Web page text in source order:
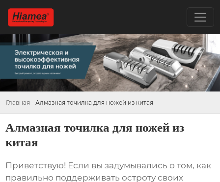
Главная - Алмазная точилка для ножей из китая
Алмазная точилка для ножей из
китая
Приветствую! Если вы задумывались о том, как
правильно поддерживать остроту своих